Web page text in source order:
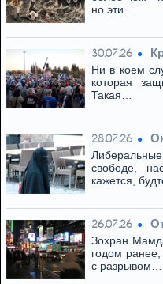
но эти…
30.07.26
Ни в коем
которая
Такая…
28.07.26
свободе,
кажется,
26.07.26
Зохран
годом
с разрывом…